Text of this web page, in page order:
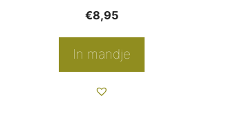
€8,95
In mandje